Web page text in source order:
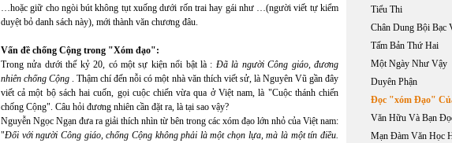
Tiểu Thi
Chân Dung Bội Bạc
Tấm Bản Thứ Hai
Một Ngày Như Vậy
Duyên Phận
Văn Hữu Và Bạn
Mạn Đàm Văn Học
…hoặc giữ cho ngòi bút không tụt xuống dưới rốn trai hay gái như …(người viết tự kiểm
duyệt bỏ danh sách này), mới thành văn chương đâu.
Vấn đề chống Cộng trong "Xóm đạo":
Trong nửa dưới thế kỷ 20, có một sự kiện nổi bật là : Đã là người Công giáo, đương
nhiên chống Cộng . Thậm chí đến nỗi có một nhà văn thích viết sử, là Nguyên Vũ gần đây
viết cả một bộ sách hai cuốn, gọi cuộc chiến vừa qua ở Việt nam, là "Cuộc thánh chiến
chống Cộng". Câu hỏi đương nhiên cần đặt ra, là tại sao vậy?
Nguyễn Ngọc Ngạn đưa ra giải thích nhìn từ bên trong các xóm đạo lớn nhỏ của Việt nam:
"Đối với người Công giáo, chống Cộng không phải là một chọn lựa, mà là một tín điều.